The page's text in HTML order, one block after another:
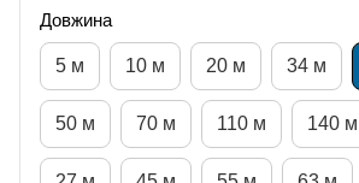
Довжина
5 м 10 м 20 м 34 м
50 м 70 м 110 м 140 м